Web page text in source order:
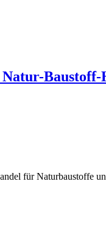
Baustoff-
für Naturbaustoffe